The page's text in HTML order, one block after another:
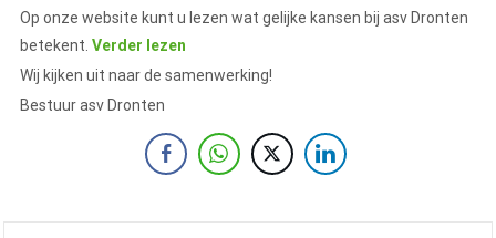
Op onze website kunt u lezen wat gelijke kansen bij asv Dronten
betekent. Verder lezen
Wij kijken uit naar de samenwerking!
Bestuur asv Dronten